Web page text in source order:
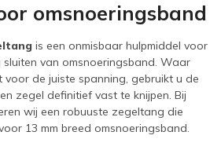
omsnoeringsband
is een onmisbaar hulpmiddel voor
van omsnoeringsband. Waar
de juiste spanning, gebruikt u de
zegel definitief vast te knijpen. Bij
wij een robuuste zegeltang die
13 mm breed omsnoeringsband.